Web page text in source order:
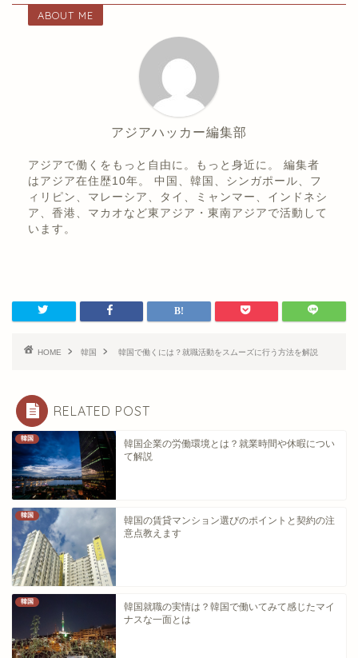
ABOUT ME
アジアハッカー編集部
アジアで働くをもっと自由に。もっと身近に。 編集者
はアジア在住歴10年。 中国、韓国、シンガポール、フ
ィリピン、マレーシア、タイ、ミャンマー、インドネシ
ア、香港、マカオなど東アジア・東南アジアで活動して
います。
HOME 韓国 韓国で働くには？就職活動をスムーズに行う方法を解説
RELATED POST
韓国
韓国企業の労働環境とは？就業時間や休暇につい
て解説
韓国
韓国の賃貸マンション選びのポイントと契約の注
意点教えます
韓国
韓国就職の実情は？韓国で働いてみて感じたマイ
ナスな一面とは